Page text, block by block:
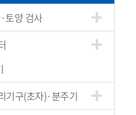
토양 검사
기구(초자)·분주기